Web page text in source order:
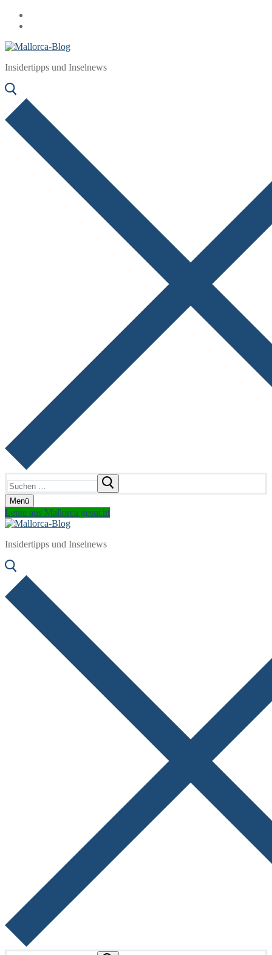
Zum
Inhalt
Menü
Schließen
Insidertipps und Inselnews
nach:
Menü
Leute aus Mallorca gesucht
Insidertipps und Inselnews